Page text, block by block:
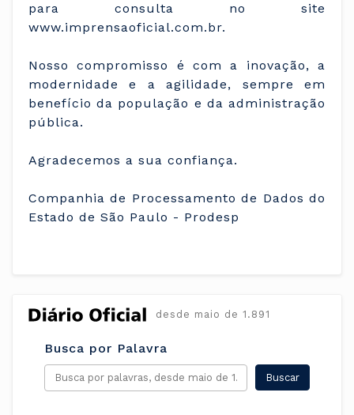
para consulta no site
www.imprensaoficial.com.br.
Nosso compromisso é com a inovação, a
modernidade e a agilidade, sempre em
benefício da população e da administração
pública.
Agradecemos a sua confiança.
Companhia de Processamento de Dados do
Estado de São Paulo - Prodesp
desde maio de 1.891
Busca por Palavra